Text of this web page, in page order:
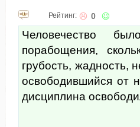
Рейтинг: 0
Человечество
порабощения,
грубость, жадность,
освободившийся от
дисциплина